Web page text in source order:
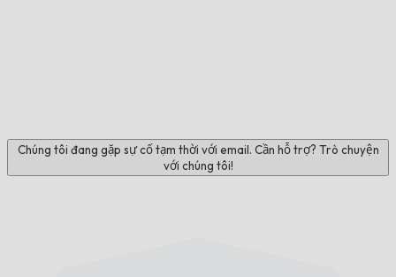
Chúng tôi đang gặp sự cố tạm thời với email. Cần hỗ trợ? Trò chuyện
với chúng tôi!